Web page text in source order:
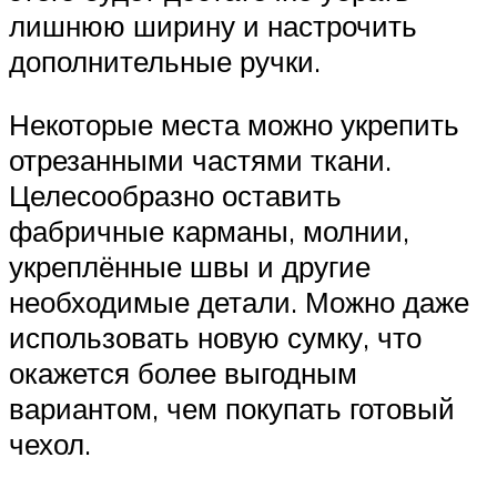
лишнюю ширину и настрочить
дополнительные ручки.
Некоторые места можно укрепить
отрезанными частями ткани.
Целесообразно оставить
фабричные карманы, молнии,
укреплённые швы и другие
необходимые детали. Можно даже
использовать новую сумку, что
окажется более выгодным
вариантом, чем покупать готовый
чехол.